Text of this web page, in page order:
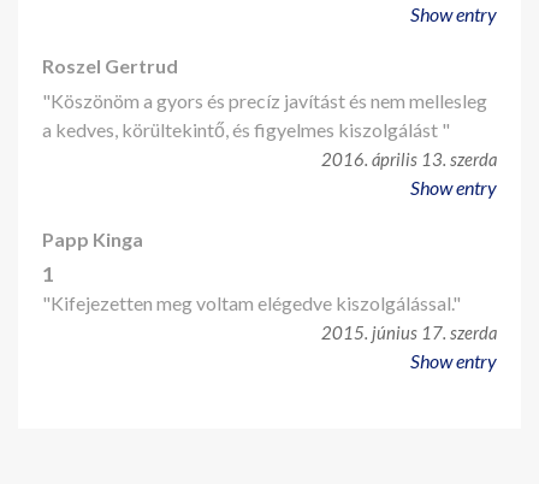
Show entry
Roszel Gertrud
"Köszönöm a gyors és precíz javítást és nem mellesleg
a kedves, körültekintő, és figyelmes kiszolgálást "
2016. április 13. szerda
Show entry
Papp Kinga
1
"Kifejezetten meg voltam elégedve kiszolgálással."
2015. június 17. szerda
Show entry